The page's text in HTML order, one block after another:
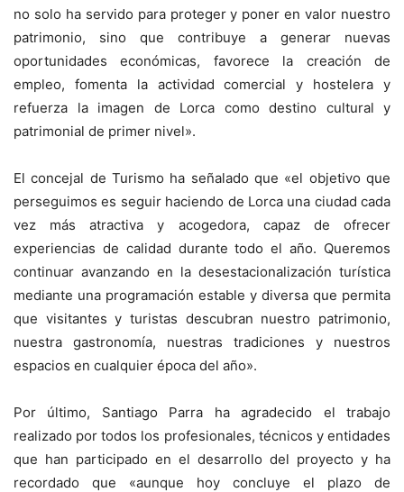
no solo ha servido para proteger y poner en valor nuestro
patrimonio, sino que contribuye a generar nuevas
oportunidades económicas, favorece la creación de
empleo, fomenta la actividad comercial y hostelera y
refuerza la imagen de Lorca como destino cultural y
patrimonial de primer nivel».
El concejal de Turismo ha señalado que «el objetivo que
perseguimos es seguir haciendo de Lorca una ciudad cada
vez más atractiva y acogedora, capaz de ofrecer
experiencias de calidad durante todo el año. Queremos
continuar avanzando en la desestacionalización turística
mediante una programación estable y diversa que permita
que visitantes y turistas descubran nuestro patrimonio,
nuestra gastronomía, nuestras tradiciones y nuestros
espacios en cualquier época del año».
Por último, Santiago Parra ha agradecido el trabajo
realizado por todos los profesionales, técnicos y entidades
que han participado en el desarrollo del proyecto y ha
recordado que «aunque hoy concluye el plazo de